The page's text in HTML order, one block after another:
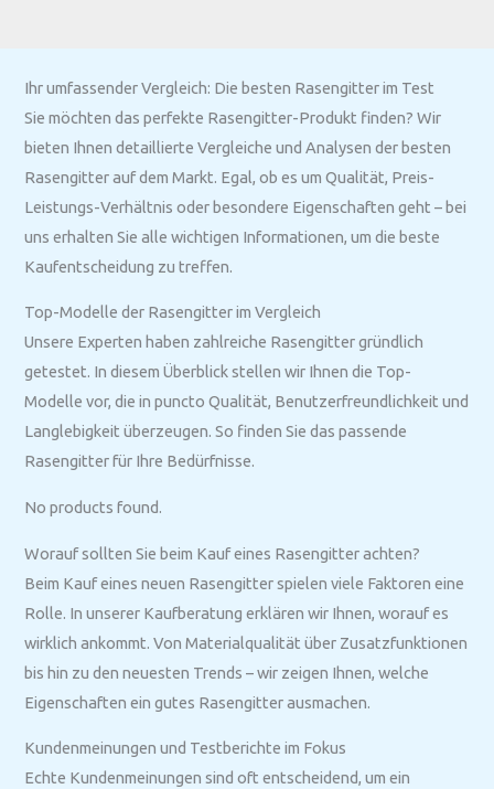
Ihr umfassender Vergleich: Die besten Rasengitter im Test
Sie möchten das perfekte Rasengitter-Produkt finden? Wir
bieten Ihnen detaillierte Vergleiche und Analysen der besten
Rasengitter auf dem Markt. Egal, ob es um Qualität, Preis-
Leistungs-Verhältnis oder besondere Eigenschaften geht – bei
uns erhalten Sie alle wichtigen Informationen, um die beste
Kaufentscheidung zu treffen.
Top-Modelle der Rasengitter im Vergleich
Unsere Experten haben zahlreiche Rasengitter gründlich
getestet. In diesem Überblick stellen wir Ihnen die Top-
Modelle vor, die in puncto Qualität, Benutzerfreundlichkeit und
Langlebigkeit überzeugen. So finden Sie das passende
Rasengitter für Ihre Bedürfnisse.
No products found.
Worauf sollten Sie beim Kauf eines Rasengitter achten?
Beim Kauf eines neuen Rasengitter spielen viele Faktoren eine
Rolle. In unserer Kaufberatung erklären wir Ihnen, worauf es
wirklich ankommt. Von Materialqualität über Zusatzfunktionen
bis hin zu den neuesten Trends – wir zeigen Ihnen, welche
Eigenschaften ein gutes Rasengitter ausmachen.
Kundenmeinungen und Testberichte im Fokus
Echte Kundenmeinungen sind oft entscheidend, um ein